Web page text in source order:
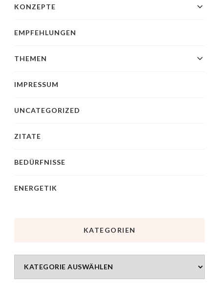
KONZEPTE
EMPFEHLUNGEN
THEMEN
IMPRESSUM
UNCATEGORIZED
ZITATE
BEDÜRFNISSE
ENERGETIK
KATEGORIEN